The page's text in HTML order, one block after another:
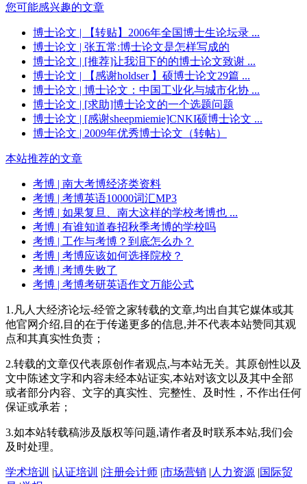
您可能感兴趣的文章
博士论文 | 【转贴】2006年全国博士生论坛录 ...
博士论文 | 张五常:博士论文是怎样写成的
博士论文 | [推荐]让我泪下的的博士论文致谢 ...
博士论文 | 【感谢holdser 】硕博士论文29篇 ...
博士论文 | 博士论文：中国工业化与城市化协 ...
博士论文 | [求助]博士论文的一个选题问题
博士论文 | [感谢sheepmiemie]CNKI硕博士论文 ...
博士论文 | 2009年优秀博士论文（转帖）
本站推荐的文章
考博 | 南大考博经济类资料
考博 | 考博英语10000词汇MP3
考博 | 如果复旦、南大这样的学校考博也 ...
考博 | 有谁知道春招秋季考博的学校吗
考博 | 工作与考博？到底怎么办？
考博 | 考博应该如何选择院校？
考博 | 考博失败了
考博 | 考博考研英语作文万能公式
1.凡人大经济论坛-经管之家转载的文章,均出自其它媒体或其
他官网介绍,目的在于传递更多的信息,并不代表本站赞同其观
点和其真实性负责；
2.转载的文章仅代表原创作者观点,与本站无关。其原创性以及
文中陈述文字和内容未经本站证实,本站对该文以及其中全部
或者部分内容、文字的真实性、完整性、及时性，不作出任何
保证或承若；
3.如本站转载稿涉及版权等问题,请作者及时联系本站,我们会
及时处理。
学术培训 |认证培训 |注册会计师 |市场营销 | 人力资源 |国际贸